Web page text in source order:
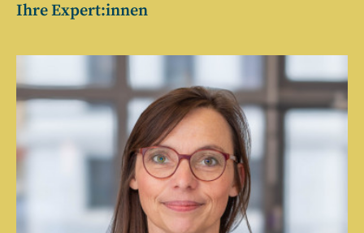
Ihre Expert:innen